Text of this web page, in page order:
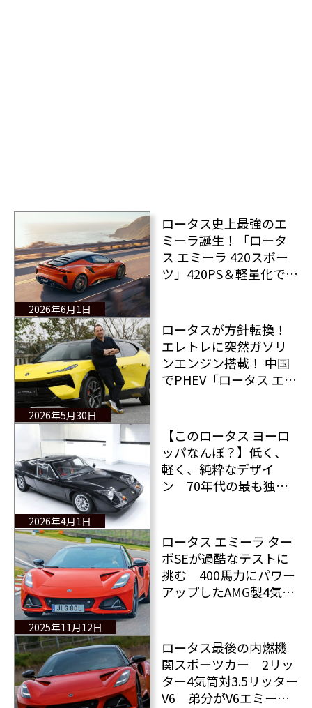
2026年6月1日
ロータス史上最強のエ
ミーラ誕生！「ロータ
ス エミーラ 420スポー
ツ」420PS＆軽量化で究
2026年5月30日
ロータスが方針転換！
エレトレに突然ガソリ
ンエンジン搭載！ 中国
でPHEV「ロータス エレ
2026年4月1日
【このロータス ヨーロ
ッパなんぼ？】低く、
軽く、純粋なデザイ
ン 70年代の最も独創
入る！
2025年11月12日
ロータス エミーラ ター
ボSEが過酷なテストに
挑む 400馬力にパワー
アップしたAMG製4気筒
は？
ロータス最後の内燃機
関スポーツカー 2リッ
ター4気筒対3.5リッター
V6 弟分がV6エミーラ